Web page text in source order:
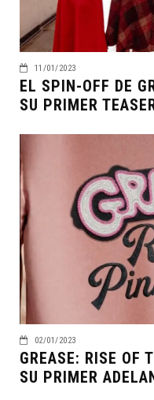
11/01/2023
EL SPIN-OFF DE
SU PRIMER
02/01/2023
GREASE: RISE OF
SU PRIMER